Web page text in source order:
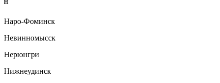
Н
Наро-Фоминск
Невинномысск
Нерюнгри
Нижнеудинск